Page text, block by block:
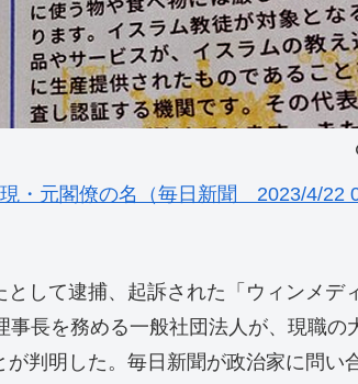
現・元閣僚の名（毎日新聞 2023/4/
して逮捕、起訴された「ウィンメデ
事長を務める一般社団法人が、現職の
判明した。毎日新聞が政治家に問い